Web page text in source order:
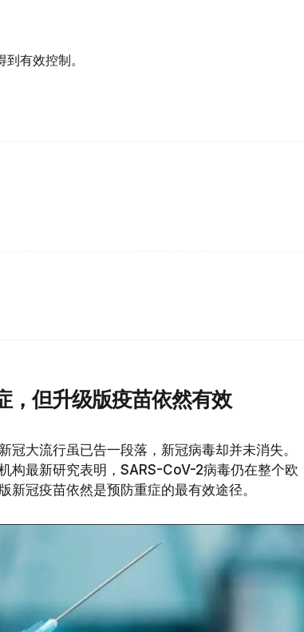
有效控制。
，但升级版疫苗依然有效
冠大流行虽已告一段落，新冠病毒却并未消失。
构最新研究表明，SARS-CoV-2病毒仍在整个欧
冠疫苗依然是预防重症的最有效途径。